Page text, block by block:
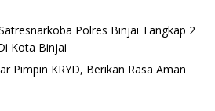
Polres Binjai Tangkap 2
Kota Binjai
Pimpin KRYD, Berikan Rasa Aman